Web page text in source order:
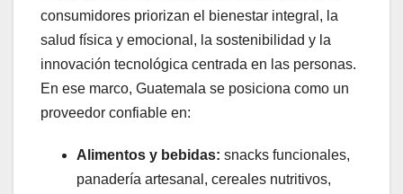
consumidores priorizan el bienestar integral, la
salud física y emocional, la sostenibilidad y la
innovación tecnológica centrada en las personas.
En ese marco, Guatemala se posiciona como un
proveedor confiable en:
Alimentos y bebidas: snacks funcionales,
panadería artesanal, cereales nutritivos,